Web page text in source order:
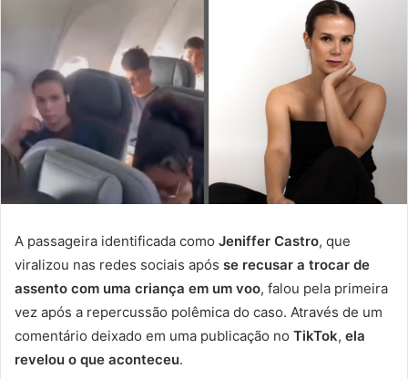
A passageira identificada como Jeniffer Castro, que
viralizou nas redes sociais após se recusar a trocar de
assento com uma criança em um voo, falou pela primeira
vez após a repercussão polêmica do caso. Através de um
comentário deixado em uma publicação no TikTok, ela
revelou o que aconteceu.